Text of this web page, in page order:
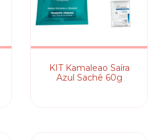
KIT Kamaleao Saíra
Azul Sachê 60g